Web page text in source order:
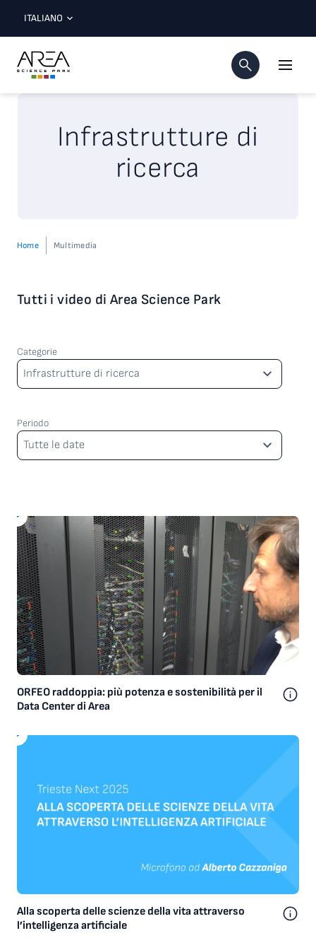
ITALIANO
Infrastrutture di
ricerca
Home Multimedia
Tutti i video di Area Science Park
Categorie
Categorie
Infrastrutture di ricerca
Periodo
Periodo
Tutte le date
ORFEO raddoppia: più potenza e sostenibilità per il
Data Center di Area
Alla scoperta delle scienze della vita attraverso
l’intelligenza artificiale